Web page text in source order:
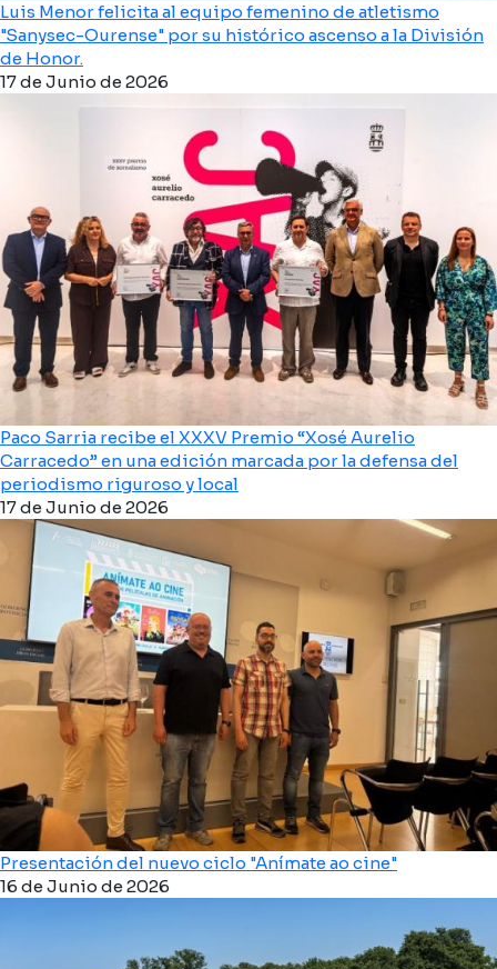
Luis Menor felicita al equipo femenino de atletismo
"Sanysec-Ourense" por su histórico ascenso a la División
de Honor.
17 de Junio de 2026
Paco Sarria recibe el XXXV Premio “Xosé Aurelio
Carracedo” en una edición marcada por la defensa del
periodismo riguroso y local
17 de Junio de 2026
Presentación del nuevo ciclo "Anímate ao cine"
16 de Junio de 2026